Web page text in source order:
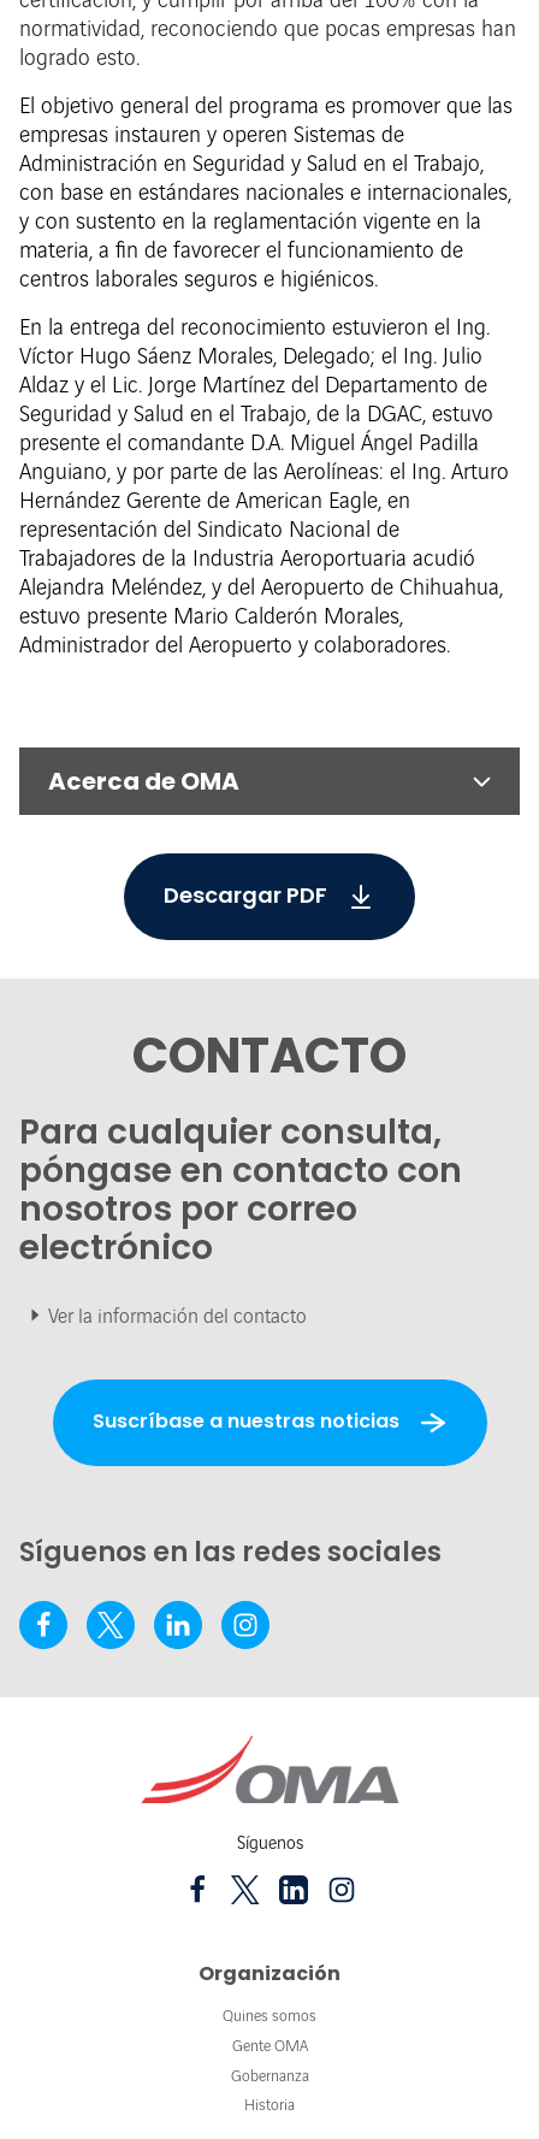
normatividad, reconociendo que pocas empresas han
logrado esto.
El objetivo general del programa es promover que las
empresas instauren y operen Sistemas de
Administración en Seguridad y Salud en el Trabajo,
con base en estándares nacionales e internacionales,
y con sustento en la reglamentación vigente en la
materia, a fin de favorecer el funcionamiento de
centros laborales seguros e higiénicos.
En la entrega del reconocimiento estuvieron el Ing.
Víctor Hugo Sáenz Morales, Delegado; el Ing. Julio
Aldaz y el Lic. Jorge Martínez del Departamento de
Seguridad y Salud en el Trabajo, de la DGAC, estuvo
presente el comandante D.A. Miguel Ángel Padilla
Anguiano, y por parte de las Aerolíneas: el Ing. Arturo
Hernández Gerente de American Eagle, en
representación del Sindicato Nacional de
Trabajadores de la Industria Aeroportuaria acudió
Alejandra Meléndez, y del Aeropuerto de Chihuahua,
estuvo presente Mario Calderón Morales,
Administrador del Aeropuerto y colaboradores.
Acerca de OMA
Descargar PDF
CONTACTO
Para cualquier consulta,
póngase en contacto con
nosotros por correo
electrónico
Ver la información del contacto
Suscríbase a nuestras noticias
Síguenos en las redes sociales
Síguenos
Organización
Quines somos
Gente OMA
Gobernanza
Historia